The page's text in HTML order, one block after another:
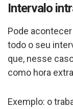
Intervalo
Pode
todo o seu
que, nesse
como hora
Exemplo: o